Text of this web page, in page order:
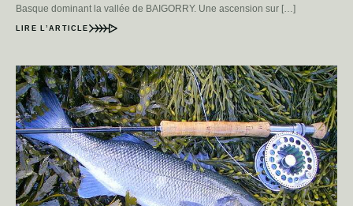
Basque dominant la vallée de BAIGORRY. Une ascension sur […]
LIRE L’ARTICLE